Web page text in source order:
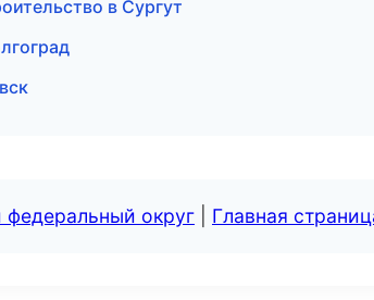
в Сургут
федеральный округ Главная